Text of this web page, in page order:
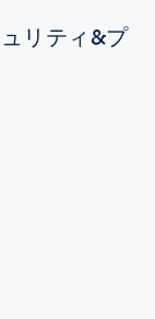
リティ&プ